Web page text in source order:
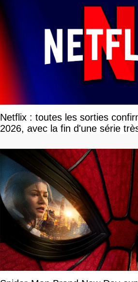
Netflix : toutes les sorties
2026, avec la fin d'une série